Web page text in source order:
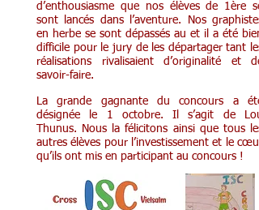
d’enthousiasme que nos élèves de 1ère se
sont lancés dans l’aventure. Nos graphistes
en herbe se sont dépassés au et il a été bien
difficile pour le jury de les départager tant les
réalisations rivalisaient d’originalité et de
savoir-faire.
La grande gagnante du concours a été
désignée le 1 octobre. Il s’agit de Lou
Thunus. Nous la félicitons ainsi que tous les
autres élèves pour l’investissement et le cœur
qu’ils ont mis en participant au concours !